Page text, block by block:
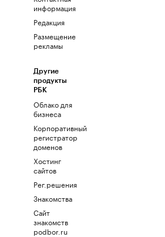
информация
Редакция
Размещение
рекламы
Другие
продукты
РБК
Облако для
бизнеса
Корпоративный
регистратор
доменов
Хостинг
сайтов
Рег.решения
Знакомства
Сайт
знакомств
podbor.ru